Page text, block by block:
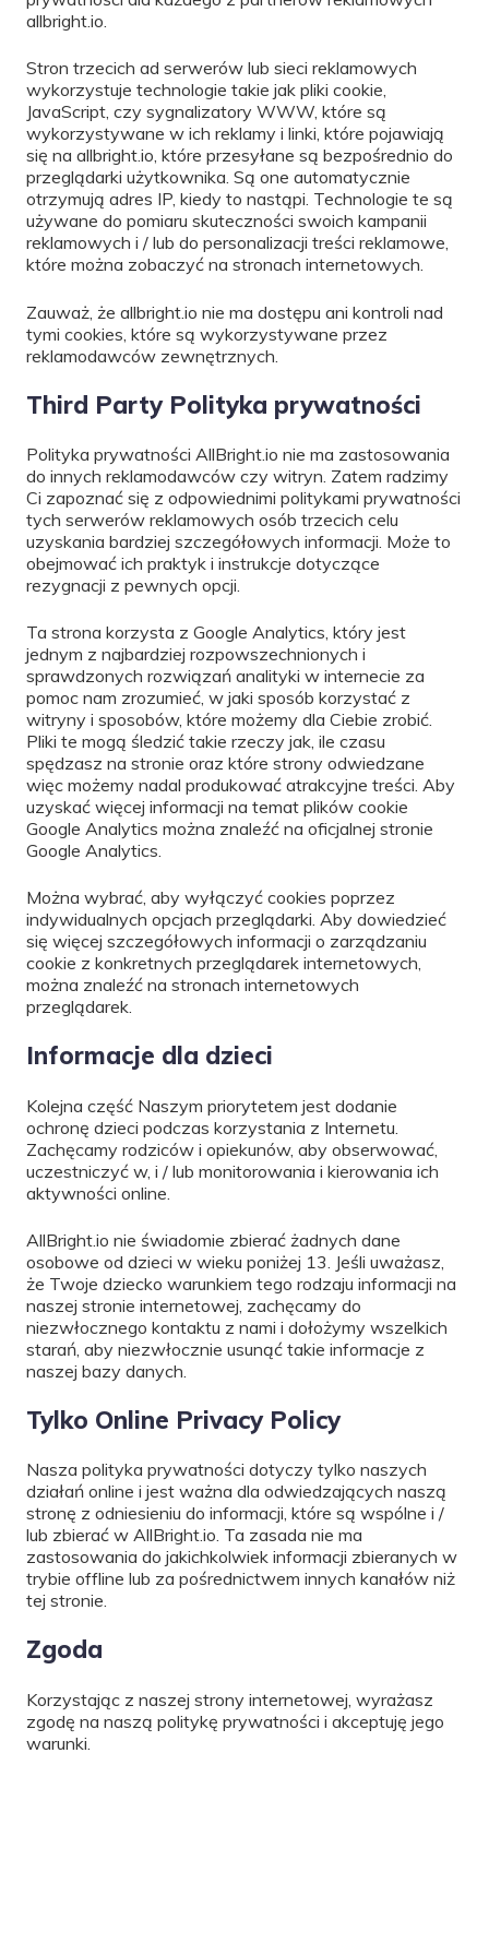
allbright.io.
Stron trzecich ad serwerów lub sieci reklamowych
wykorzystuje technologie takie jak pliki cookie,
JavaScript, czy sygnalizatory WWW, które są
wykorzystywane w ich reklamy i linki, które pojawiają
się na allbright.io, które przesyłane są bezpośrednio do
przeglądarki użytkownika. Są one automatycznie
otrzymują adres IP, kiedy to nastąpi. Technologie te są
używane do pomiaru skuteczności swoich kampanii
reklamowych i / lub do personalizacji treści reklamowe,
które można zobaczyć na stronach internetowych.
Zauważ, że allbright.io nie ma dostępu ani kontroli nad
tymi cookies, które są wykorzystywane przez
reklamodawców zewnętrznych.
Third Party Polityka prywatności
Polityka prywatności AllBright.io nie ma zastosowania
do innych reklamodawców czy witryn. Zatem radzimy
Ci zapoznać się z odpowiednimi politykami prywatności
tych serwerów reklamowych osób trzecich celu
uzyskania bardziej szczegółowych informacji. Może to
obejmować ich praktyk i instrukcje dotyczące
rezygnacji z pewnych opcji.
Ta strona korzysta z Google Analytics, który jest
jednym z najbardziej rozpowszechnionych i
sprawdzonych rozwiązań analityki w internecie za
pomoc nam zrozumieć, w jaki sposób korzystać z
witryny i sposobów, które możemy dla Ciebie zrobić.
Pliki te mogą śledzić takie rzeczy jak, ile czasu
spędzasz na stronie oraz które strony odwiedzane
więc możemy nadal produkować atrakcyjne treści. Aby
uzyskać więcej informacji na temat plików cookie
Google Analytics można znaleźć na oficjalnej stronie
Google Analytics.
Można wybrać, aby wyłączyć cookies poprzez
indywidualnych opcjach przeglądarki. Aby dowiedzieć
się więcej szczegółowych informacji o zarządzaniu
cookie z konkretnych przeglądarek internetowych,
można znaleźć na stronach internetowych
przeglądarek.
Informacje dla dzieci
Kolejna część Naszym priorytetem jest dodanie
ochronę dzieci podczas korzystania z Internetu.
Zachęcamy rodziców i opiekunów, aby obserwować,
uczestniczyć w, i / lub monitorowania i kierowania ich
aktywności online.
AllBright.io nie świadomie zbierać żadnych dane
osobowe od dzieci w wieku poniżej 13. Jeśli uważasz,
że Twoje dziecko warunkiem tego rodzaju informacji na
naszej stronie internetowej, zachęcamy do
niezwłocznego kontaktu z nami i dołożymy wszelkich
starań, aby niezwłocznie usunąć takie informacje z
naszej bazy danych.
Tylko Online Privacy Policy
Nasza polityka prywatności dotyczy tylko naszych
działań online i jest ważna dla odwiedzających naszą
stronę z odniesieniu do informacji, które są wspólne i /
lub zbierać w AllBright.io. Ta zasada nie ma
zastosowania do jakichkolwiek informacji zbieranych w
trybie offline lub za pośrednictwem innych kanałów niż
tej stronie.
Zgoda
Korzystając z naszej strony internetowej, wyrażasz
zgodę na naszą politykę prywatności i akceptuję jego
warunki.